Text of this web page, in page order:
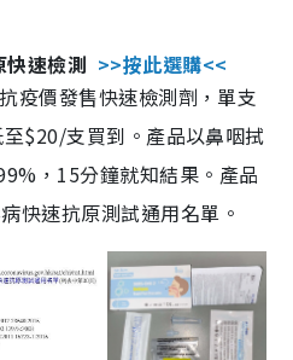
快速檢測 >>按此選購<<
疫價發售快速檢測劑，單支
$20/支買到。產品以鼻咽拭
，15分鐘就知結果。產品
快速抗原測試通用名單。